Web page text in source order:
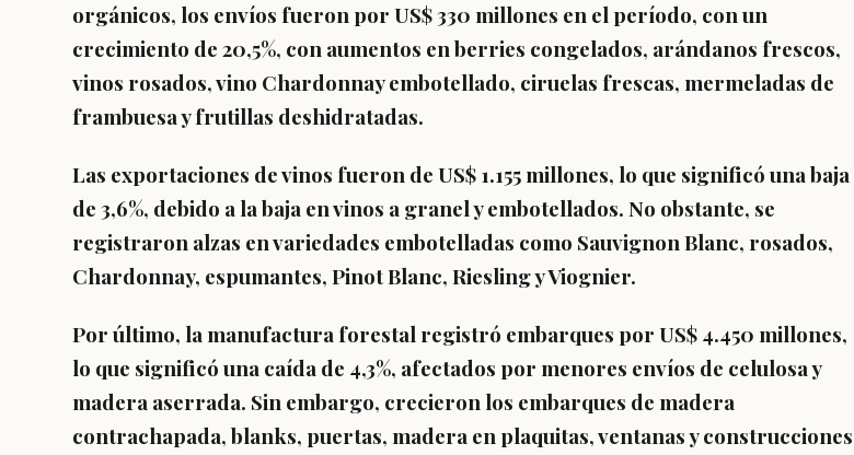
orgánicos, los envíos fueron por US$ 330 millones en el período, con un
crecimiento de 20,5%, con aumentos en berries congelados, arándanos frescos,
vinos rosados, vino Chardonnay embotellado, ciruelas frescas, mermeladas de
frambuesa y frutillas deshidratadas.
Las exportaciones de vinos fueron de US$ 1.155 millones, lo que significó una baja
de 3,6%, debido a la baja en vinos a granel y embotellados. No obstante, se
registraron alzas en variedades embotelladas como Sauvignon Blanc, rosados,
Chardonnay, espumantes, Pinot Blanc, Riesling y Viognier.
Por último, la manufactura forestal registró embarques por US$ 4.450 millones,
lo que significó una caída de 4,3%, afectados por menores envíos de celulosa y
madera aserrada. Sin embargo, crecieron los embarques de madera
contrachapada, blanks, puertas, madera en plaquitas, ventanas y construcciones